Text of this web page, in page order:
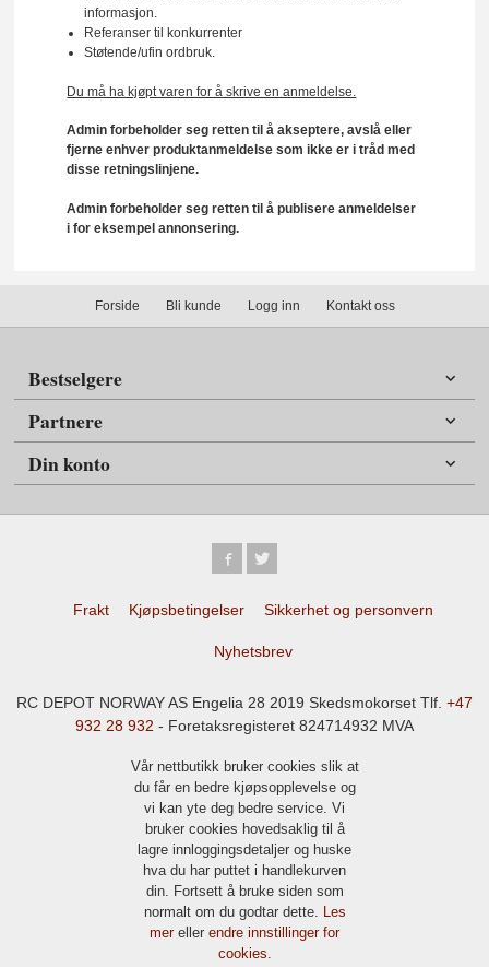
informasjon.
Referanser til konkurrenter
Støtende/ufin ordbruk.
Du må ha kjøpt varen for å skrive en anmeldelse.
Admin forbeholder seg retten til å akseptere, avslå eller
fjerne enhver produktanmeldelse som ikke er i tråd med
disse retningslinjene.
Admin forbeholder seg retten til å publisere anmeldelser
i for eksempel annonsering.
Forside Bli kunde Logg inn Kontakt oss
Bestselgere
Partnere
Din konto
Frakt Kjøpsbetingelser Sikkerhet og personvern
Nyhetsbrev
RC DEPOT NORWAY AS Engelia 28 2019 Skedsmokorset Tlf. +47
932 28 932 - Foretaksregisteret 824714932 MVA
Vår nettbutikk bruker cookies slik at
du får en bedre kjøpsopplevelse og
vi kan yte deg bedre service. Vi
bruker cookies hovedsaklig til å
lagre innloggingsdetaljer og huske
hva du har puttet i handlekurven
din. Fortsett å bruke siden som
normalt om du godtar dette. Les
mer eller endre innstillinger for
cookies.